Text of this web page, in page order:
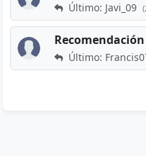
Último: Javi_09
Último: